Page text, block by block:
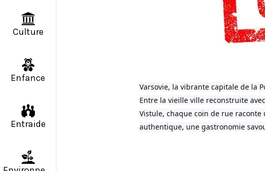
Culture
Enfance
Entraide
Varsovie, la vibrante capitale de la
Entre la vieille ville reconstruite
Vistule, chaque coin de rue raconte
authentique, une gastronomie